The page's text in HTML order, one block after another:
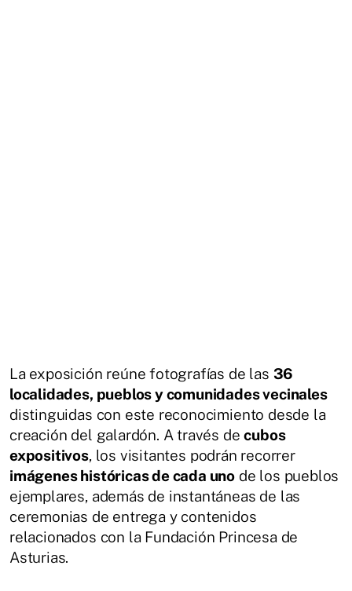
La exposición reúne fotografías de las 36
localidades, pueblos y comunidades vecinales
distinguidas con este reconocimiento desde la
creación del galardón. A través decubos
expositivos, los visitantes podrán recorrer
imágenes históricas de cada uno de los pueblos
ejemplares, además de instantáneas de las
ceremonias de entrega y contenidos
relacionados con la Fundación Princesa de
Asturias.